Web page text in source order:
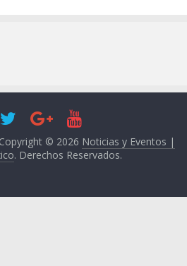
© 2026 Noticias y Eventos |
. Derechos Reservados.